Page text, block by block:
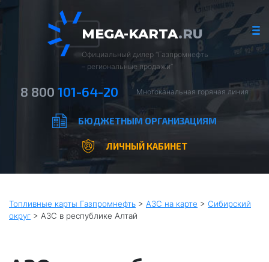
MEGA-KARTA.RU
Официальный дилер “Газпромнефть
– региональные продажи”
8 800 101-64-20 Многоканальная горячая линия
БЮДЖЕТНЫМ ОРГАНИЗАЦИЯМ
ЛИЧНЫЙ КАБИНЕТ
Топливные карты Газпромнефть > АЗС на карте > Сибирский
округ > АЗС в республике Алтай